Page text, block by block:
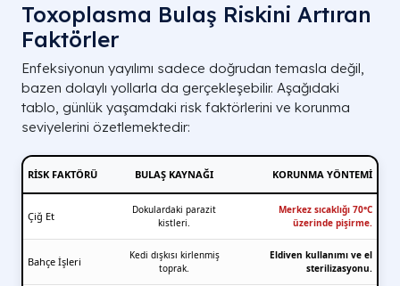
Toxoplasma Bulaş Riskini Artıran
Faktörler
Enfeksiyonun yayılımı sadece doğrudan temasla değil,
bazen dolaylı yollarla da gerçekleşebilir. Aşağıdaki
tablo, günlük yaşamdaki risk faktörlerini ve korunma
seviyelerini özetlemektedir:
RISK FAKTÖRÜ BULAŞ KAYNAĞI KORUNMA YÖNTEMI
Çiğ Et
Dokulardaki parazit
kistleri.
Merkez sıcaklığı 70°C
üzerinde pişirme.
Bahçe İşleri
Kedi dışkısı kirlenmiş
toprak.
Eldiven kullanımı ve el
sterilizasyonu.